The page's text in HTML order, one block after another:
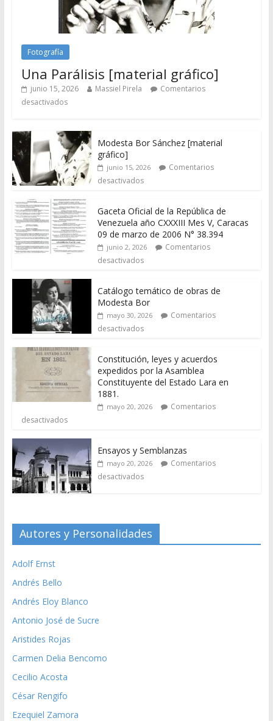
Fotografía
Una Parálisis [material gráfico]
junio 15, 2026 Massiel Pirela
Comentarios
desactivados
Modesta Bor Sánchez [material
gráfico]
junio 15, 2026
Comentarios
desactivados
Gaceta Oficial de la República de
Venezuela año CXXXIII Mes V, Caracas
09 de marzo de 2006 N° 38.394
junio 2, 2026
Comentarios
desactivados
Catálogo temático de obras de
Modesta Bor
mayo 30, 2026
Comentarios
desactivados
Constitución, leyes y acuerdos
expedidos por la Asamblea
Constituyente del Estado Lara en
1881.
mayo 20, 2026
Comentarios
desactivados
Ensayos y Semblanzas
mayo 20, 2026
Comentarios
desactivados
Autores y Personalidades
Adolf Ernst
Andrés Bello
Andrés Eloy Blanco
Antonio José de Sucre
Aristides Rojas
Carmen Delia Bencomo
Cecilio Acosta
César Rengifo
Ezequiel Zamora